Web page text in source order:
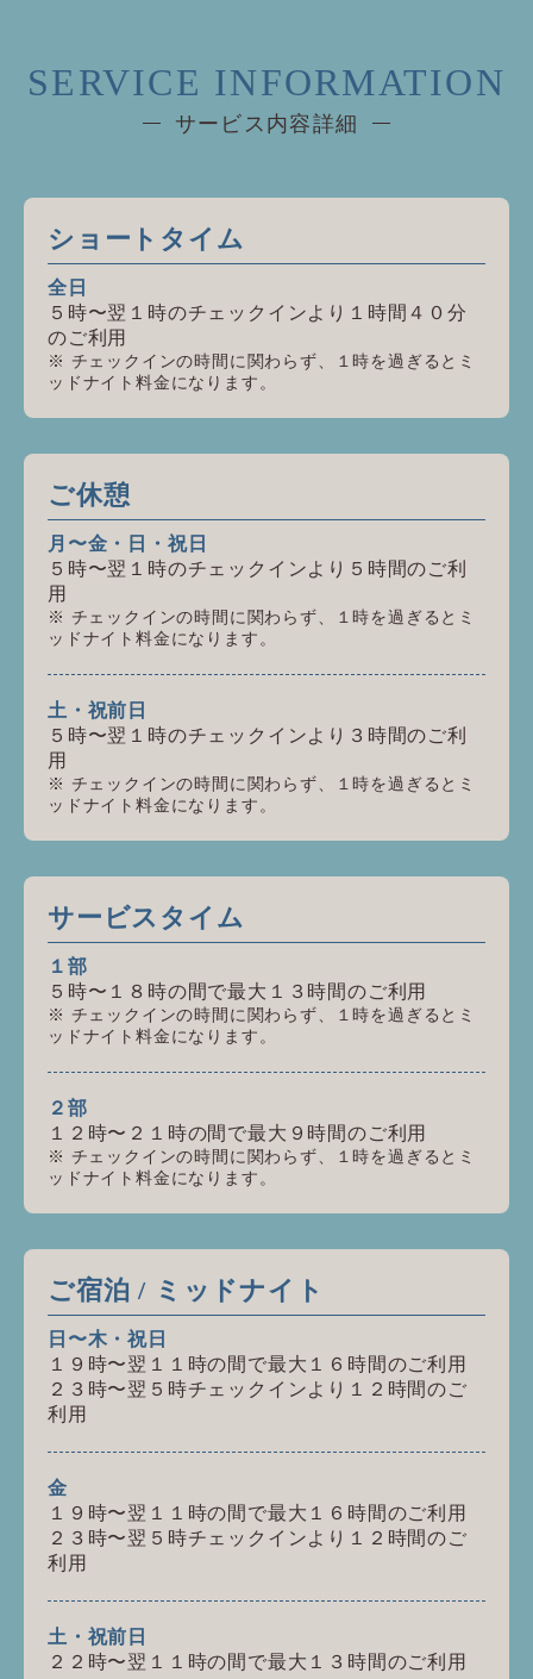
SERVICE INFORMATION
サービス内容詳細
ショートタイム
全日
５時〜翌１時のチェックインより１時間４０分
のご利用
チェックインの時間に関わらず、１時を過ぎるとミ
ッドナイト料金になります。
ご休憩
月〜金・日・祝日
５時〜翌１時のチェックインより５時間のご利
用
チェックインの時間に関わらず、１時を過ぎるとミ
ッドナイト料金になります。
土・祝前日
５時〜翌１時のチェックインより３時間のご利
用
チェックインの時間に関わらず、１時を過ぎるとミ
ッドナイト料金になります。
サービスタイム
１部
５時〜１８時の間で最大１３時間のご利用
チェックインの時間に関わらず、１時を過ぎるとミ
ッドナイト料金になります。
２部
１２時〜２１時の間で最大９時間のご利用
チェックインの時間に関わらず、１時を過ぎるとミ
ッドナイト料金になります。
ご宿泊 / ミッドナイト
日〜木・祝日
１９時〜翌１１時の間で最大１６時間のご利用
２３時〜翌５時チェックインより１２時間のご
利用
金
１９時〜翌１１時の間で最大１６時間のご利用
２３時〜翌５時チェックインより１２時間のご
利用
土・祝前日
２２時〜翌１１時の間で最大１３時間のご利用